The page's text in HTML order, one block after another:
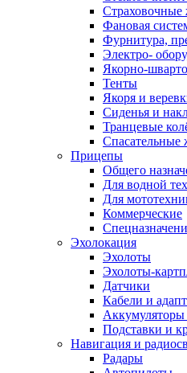
Фановая
Фурнитура,
Электро-
Якорно-
Тенты
Якоря и
Сиденья и
Транцевые
Спасательные
Прицепы
Общего
Для водной
Для
Коммерческие
Эхолокация
Эхолоты
Эхолоты-
Датчики
Кабели и
Подставки и
Навигация и
Радары